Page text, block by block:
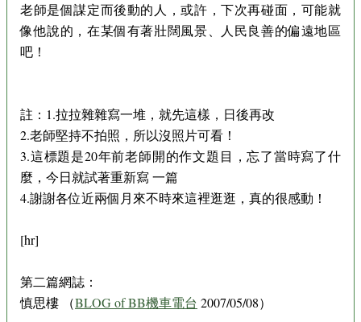
老師是個謀定而後動的人，或許，下次再碰面，可能就
像他說的，在某個有著壯闊風景、人民良善的偏遠地區
吧！
註：1.拉拉雜雜寫一堆，就先這樣，日後再改
2.老師堅持不拍照，所以沒照片可看！
3.這標題是20年前老師開的作文題目，忘了當時寫了什
麼，今日就試著重新寫 一篇
4.謝謝各位近兩個月來不時來這裡逛逛，真的很感動！
[hr]
第二篇網誌：
慎思樓 （BLOG of BB機車電台 2007/05/08）